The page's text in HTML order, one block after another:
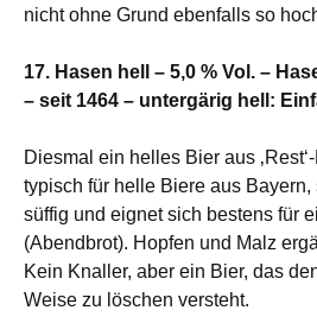
nicht ohne Grund ebenfalls so
17. Hasen hell – 5,0 % Vol. –
– seit 1464 – untergärig hell:
Diesmal ein helles Bier aus
typisch für helle Biere aus Bayern,
süffig und eignet sich bestens für
(Abendbrot). Hopfen und Malz
Kein Knaller, aber ein Bier, das
Weise zu löschen versteht.